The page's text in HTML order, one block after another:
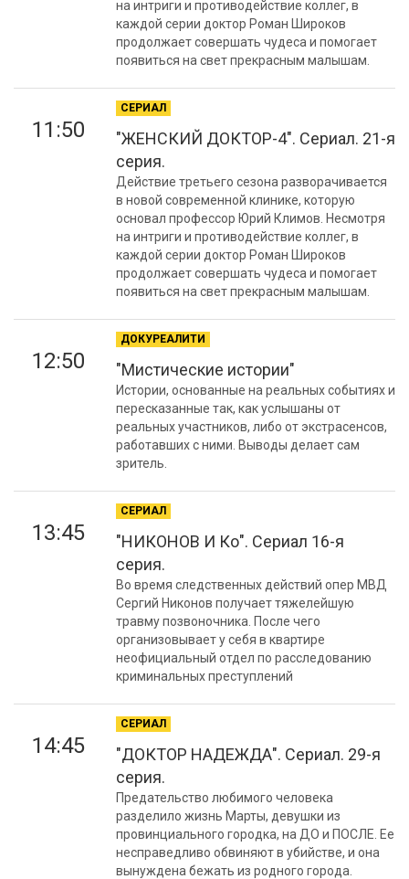
на интриги и противодействие коллег, в
каждой серии доктор Роман Широков
продолжает совершать чудеса и помогает
появиться на свет прекрасным малышам.
11:50
СЕРИАЛ
"ЖЕНСКИЙ ДОКТОР-4". Сериал. 21-я
серия.
Действие третьего сезона разворачивается
в новой современной клинике, которую
основал профессор Юрий Климов. Несмотря
на интриги и противодействие коллег, в
каждой серии доктор Роман Широков
продолжает совершать чудеса и помогает
появиться на свет прекрасным малышам.
12:50
ДОКУРЕАЛИТИ
"Мистические истории"
Истории, основанные на реальных событиях и
пересказанные так, как услышаны от
реальных участников, либо от экстрасенсов,
работавших с ними. Выводы делает сам
зритель.
13:45
СЕРИАЛ
"НИКОНОВ И Ко". Сериал 16-я
серия.
Во время следственных действий опер МВД
Сергий Никонов получает тяжелейшую
травму позвоночника. После чего
организовывает у себя в квартире
неофициальный отдел по расследованию
криминальных преступлений
14:45
СЕРИАЛ
"ДОКТОР НАДЕЖДА". Сериал. 29-я
серия.
Предательство любимого человека
разделило жизнь Марты, девушки из
провинциального городка, на ДО и ПОСЛЕ. Ее
несправедливо обвиняют в убийстве, и она
вынуждена бежать из родного города.